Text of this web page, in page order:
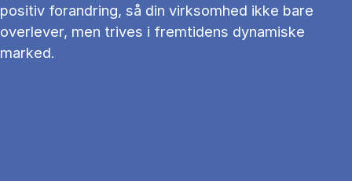
positiv forandring, så din virksomhed ikke bare
overlever, men trives i fremtidens dynamiske
marked.